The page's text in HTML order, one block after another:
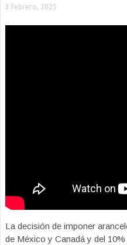
3 febrero, 2025
La decisión de imponer
de México y Canadá y del